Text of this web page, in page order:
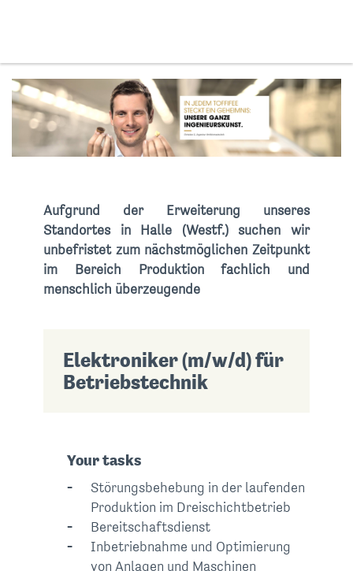
Aufgrund der Erweiterung unseres
Standortes in Halle (Westf.) suchen wir
unbefristet zum nächstmöglichen Zeitpunkt
im Bereich Produktion fachlich und
menschlich überzeugende
Elektroniker (m/w/d) für
Betriebstechnik
Your tasks
Störungsbehebung in der laufenden
Produktion im Dreischichtbetrieb
Bereitschaftsdienst
Inbetriebnahme und Optimierung
von Anlagen und Maschinen